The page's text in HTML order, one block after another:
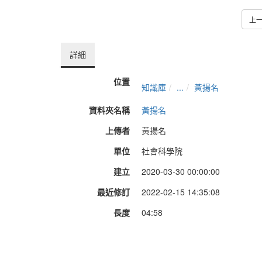
上
詳細
位置 知識庫 ...
黃揚名
資料夾名稱
黃揚名
上傳者
黃揚名
單位
社會科學院
建立
2020-03-30 00:00:00
最近修訂
2022-02-15 14:35:08
長度
04:58